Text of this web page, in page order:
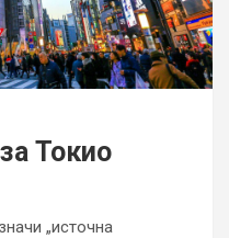
Токио
„источна